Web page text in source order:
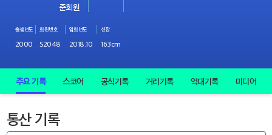
준회원
출생년도
2000
회원번호
S2048
입회년도
2018.10
신장
163cm
주요 기록 스코어 공식기록 거리기록 역대기록 미디어
통산 기록